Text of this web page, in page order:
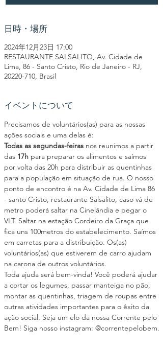
日時・場所
2024年12月23日 17:00
RESTAURANTE SALSALITO, Av. Cidade de
Lima, 86 - Santo Cristo, Rio de Janeiro - RJ,
20220-710, Brasil
イベントについて
Precisamos de voluntários(as) para as nossas
ações sociais e uma delas é:
Todas as segundas-feiras nos reunimos a partir
das 17h para preparar os alimentos e saímos
por volta das 20h para distribuir as quentinhas
para a população em situação de rua. O nosso
ponto de encontro é na Av. Cidade de Lima 86
- santo Cristo, restaurante Salsalito, caso vá de
metro poderá saltar na Cinelândia e pegar o
VLT. Saltar na estação Cordeiro da Graça que
fica uns 100metros do estabelecimento. Saímos
em carretas para a distribuição. Os(as)
voluntários(as) que estiverem de carro ajudam
na carona de outros voluntários.
Toda ajuda será bem-vinda! Você poderá ajudar
a cortar os legumes, passar manteiga no pão,
montar as quentinhas, triagem de roupas entre
outras atividades importantes para o êxito da
ação social. Seja um elo da nossa Corrente pelo
Bem! Siga nosso instagram: @correntepelobem.